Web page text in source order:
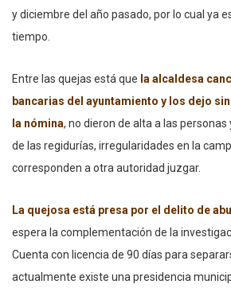
y diciembre del año pasado, por lo cual ya
tiempo.
Entre las quejas está que la alcaldesa
bancarias del ayuntamiento y los dejo
la nómina, no dieron de alta a las
de las regidurías, irregularidades en la
corresponden a otra autoridad juzgar.
La quejosa está presa por el delito de
espera la complementación de la
Cuenta con licencia de 90 días para
actualmente existe una presidencia